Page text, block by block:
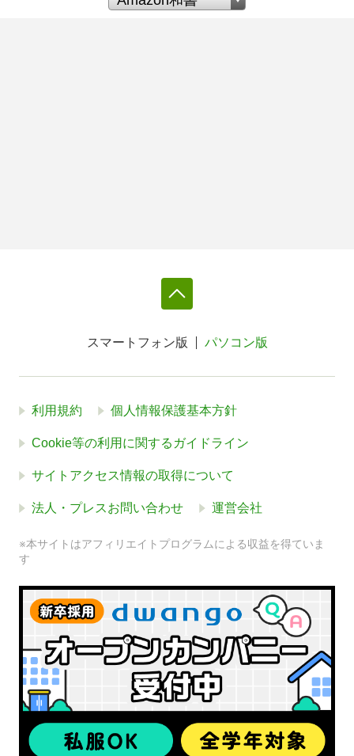
スマートフォン版 パソコン版
利用規約 個人情報保護基本方針
Cookie等の利用に関するガイドライン
サイトアクセス情報の取得について
法人・プレスお問い合わせ 運営会社
※本サイトはアフィリエイトプログラムによる収益を得ていま
す